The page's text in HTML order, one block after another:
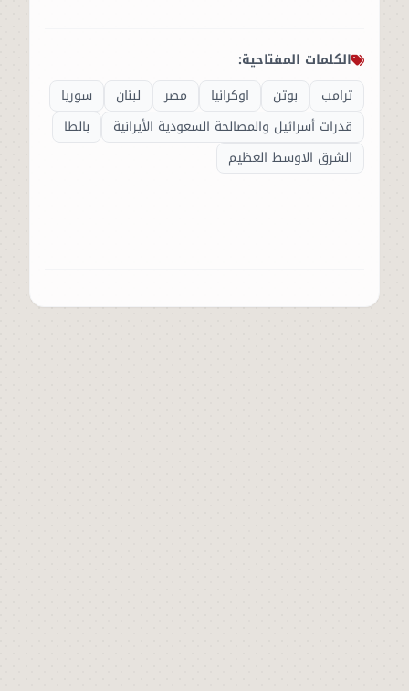
الكلمات المفتاحية:
ترامب
بوتن اوكرانيا مصر لبنان
سوريا
قدرات أسرائيل والمصالحة السعودية الأيرانية
بالطا
الشرق الاوسط العظيم